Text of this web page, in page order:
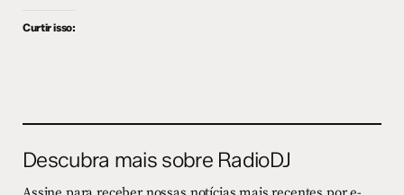
Curtir isso:
Descubra mais sobre RadioDJ